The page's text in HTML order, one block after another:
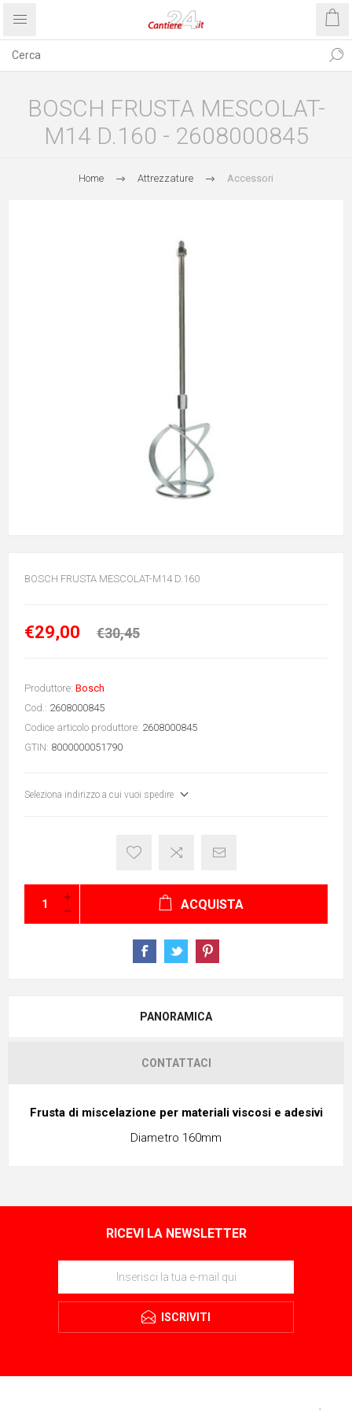
BOSCH FRUSTA MESCOLAT-
M14 D.160 - 2608000845
Home Attrezzature Accessori
BOSCH FRUSTA MESCOLAT-M14 D.160
€29,00 €30,45
Produttore: Bosch
Cod.: 2608000845
Codice articolo produttore: 2608000845
GTIN: 8000000051790
Seleziona indirizzo a cui vuoi spedire
ACQUISTA
PANORAMICA
CONTATTACI
Frusta di miscelazione per materiali viscosi e adesivi
Diametro 160mm
RICEVI LA NEWSLETTER
ISCRIVITI